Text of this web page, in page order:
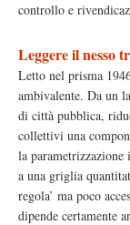
controllo e
Leggere il nesso
Letto nel prisma
ambivalente. Da un
di città pubblica,
collettivi una
la
a una griglia
regola’ ma poco
dipende certamente